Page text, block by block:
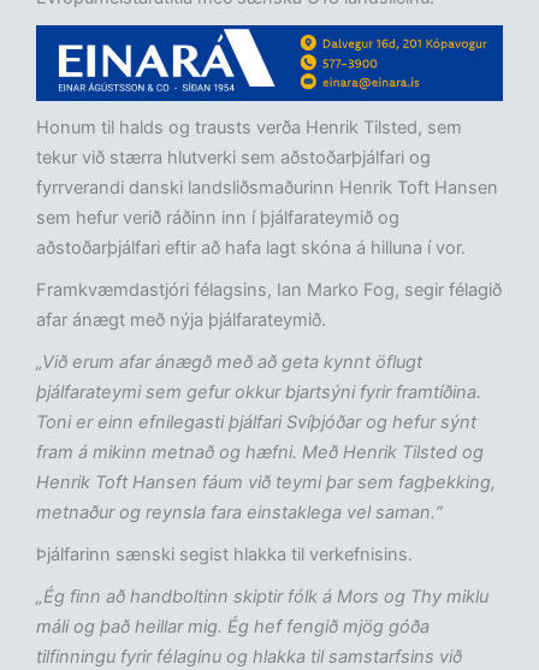
Honum til halds og trausts verða Henrik Tilsted, sem
tekur við stærra hlutverki sem aðstoðarþjálfari og
fyrrverandi danski landsliðsmaðurinn Henrik Toft Hansen
sem hefur verið ráðinn inn í þjálfarateymið og
aðstoðarþjálfari eftir að hafa lagt skóna á hilluna í vor.
Framkvæmdastjóri félagsins, Ian Marko Fog, segir félagið
afar ánægt með nýja þjálfarateymið.
„Við erum afar ánægð með að geta kynnt öflugt
þjálfarateymi sem gefur okkur bjartsýni fyrir framtíðina.
Toni er einn efnilegasti þjálfari Svíþjóðar og hefur sýnt
fram á mikinn metnað og hæfni. Með Henrik Tilsted og
Henrik Toft Hansen fáum við teymi þar sem fagþekking,
metnaður og reynsla fara einstaklega vel saman.“
Þjálfarinn sænski segist hlakka til verkefnisins.
„Ég finn að handboltinn skiptir fólk á Mors og Thy miklu
máli og það heillar mig. Ég hef fengið mjög góða
tilfinningu fyrir félaginu og hlakka til samstarfsins við